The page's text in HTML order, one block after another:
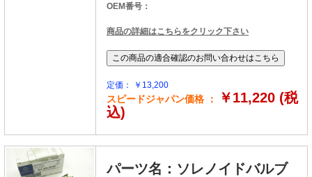
OEM番号：
商品の詳細はこちらをクリック下さい
定価： ￥13,200
スピードジャパン価格 ：
￥11,220 (税
込)
パーツ名：ソレノイドバルブ